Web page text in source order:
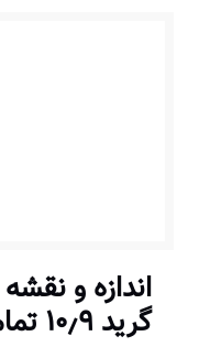
اندازه و
گرید ۱۰٫۹ تمام رزوه M20x70